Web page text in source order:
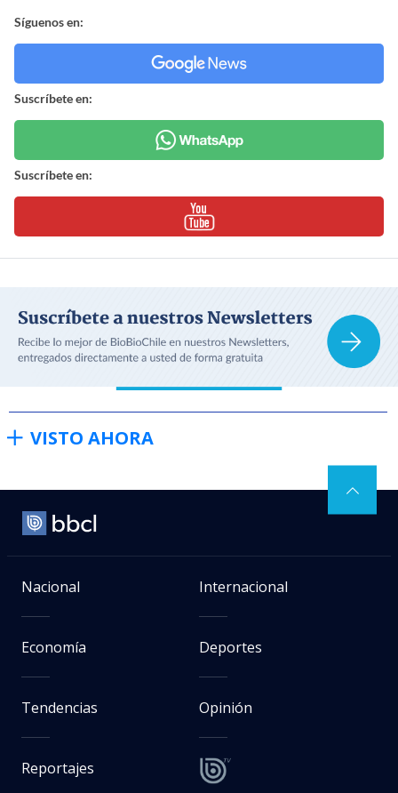
Síguenos en:
Suscríbete en:
Suscríbete en:
VISTO AHORA
Nacional Internacional
Economía Deportes
Tendencias Opinión
Reportajes